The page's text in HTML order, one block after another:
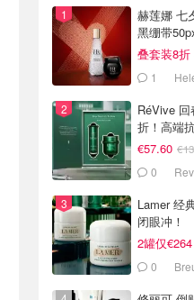
赫莲娜 七
黑绷带
叠套装8
1
RéVive
折！高端
€57.60
0
Lamer 经
闭眼冲！
2罐仅
0